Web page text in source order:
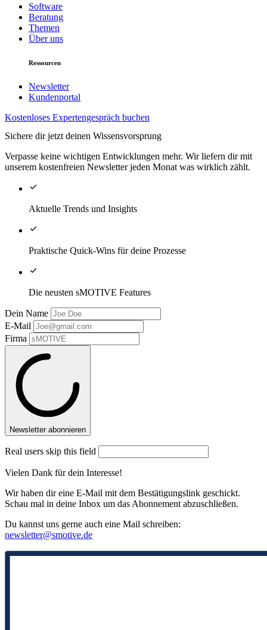
Software
Beratung
Themen
Über uns
Ressourcen
Newsletter
Kundenportal
Kostenloses Expertengespräch buchen
Sichere dir jetzt deinen Wissensvorsprung
Verpasse keine wichtigen Entwicklungen mehr. Wir liefern dir mit
unserem kostenfreien Newsletter jeden Monat was wirklich zählt.
Aktuelle Trends und Insights
Praktische Quick-Wins für deine Prozesse
Die neusten sMOTIVE Features
Dein Name
E-Mail
Firma
Newsletter abonnieren
Real users skip this field
Vielen Dank für dein Interesse!
Wir haben dir eine E-Mail mit dem Bestätigungslink geschickt.
Schau mal in deine Inbox um das Abonnement abzuschließen.
Du kannst uns gerne auch eine Mail schreiben:
newsletter@smotive.de